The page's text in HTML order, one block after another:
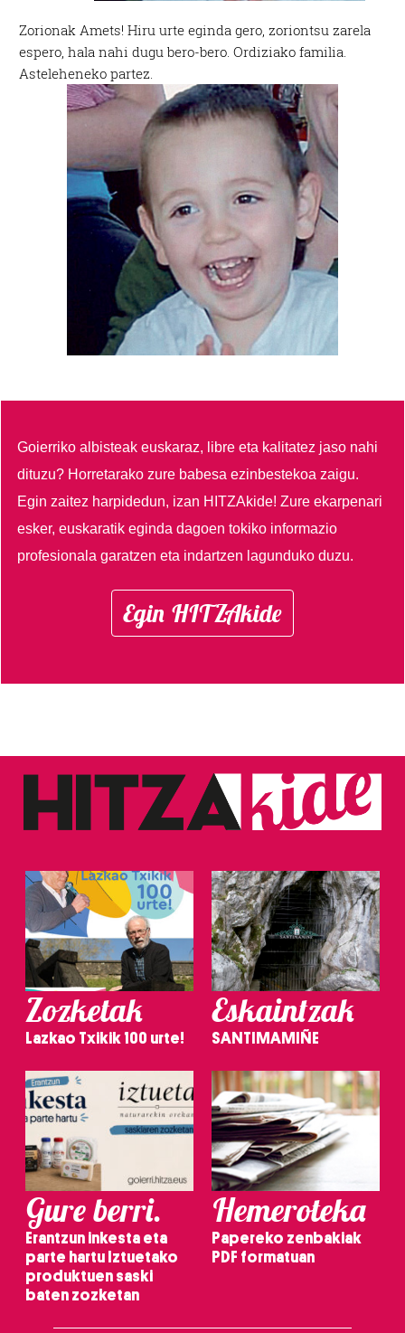
Zorionak Amets! Hiru urte eginda gero, zoriontsu zarela
espero, hala nahi dugu bero-bero. Ordiziako familia.
Asteleheneko partez.
Goierriko albisteak euskaraz, libre eta kalitatez jaso nahi
dituzu? Horretarako zure babesa ezinbestekoa zaigu.
Egin zaitez harpidedun, izan HITZAkide!Zure ekarpenari
esker, euskaratik eginda dagoen tokiko informazio
profesionala garatzen eta indartzen lagunduko duzu.
Egin HITZAkide
Zozketak
Lazkao Txikik 100 urte!
Eskaintzak
SANTIMAMIÑE
Gure berri.
Erantzun inkesta eta
parte hartu Iztuetako
produktuen saski
baten zozketan
Hemeroteka
Papereko zenbakiak
PDF formatuan